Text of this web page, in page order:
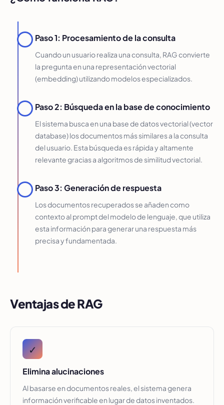
Paso 1: Procesamiento de la consulta
Cuando un usuario realiza una consulta, RAG convierte
la pregunta en una representación vectorial
(embedding) utilizando modelos especializados.
Paso 2: Búsqueda en la base de conocimiento
El sistema busca en una base de datos vectorial (vector
database) los documentos más similares a la consulta
del usuario. Esta búsqueda es rápida y altamente
relevante gracias a algoritmos de similitud vectorial.
Paso 3: Generación de respuesta
Los documentos recuperados se añaden como
contexto al prompt del modelo de lenguaje, que utiliza
esta información para generar una respuesta más
precisa y fundamentada.
Ventajas de RAG
✓
Elimina alucinaciones
Al basarse en documentos reales, el sistema genera
información verificable en lugar de datos inventados.